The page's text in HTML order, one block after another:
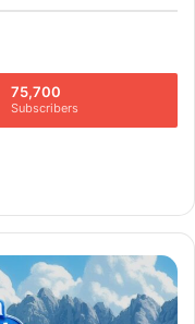
75,700
Subscribers